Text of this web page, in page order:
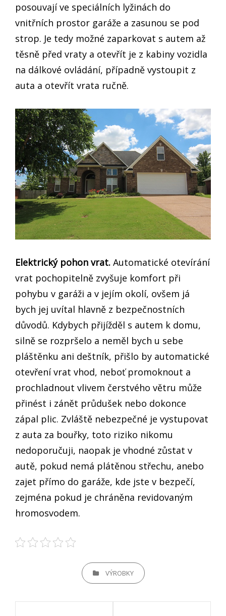
posouvají ve speciálních lyžinách do
vnitřních prostor garáže a zasunou se pod
strop. Je tedy možné zaparkovat s autem až
těsně před vraty a otevřít je z kabiny vozidla
na dálkové ovládání, případně vystoupit z
auta a otevřít vrata ručně.
Elektrický pohon vrat. Automatické otevírání
vrat pochopitelně zvyšuje komfort při
pohybu v garáži a v jejím okolí, ovšem já
bych jej uvítal hlavně z bezpečnostních
důvodů. Kdybych přijížděl s autem k domu,
silně se rozpršelo a neměl bych u sebe
pláštěnku ani deštník, přišlo by automatické
otevření vrat vhod, neboť promoknout a
prochladnout vlivem čerstvého větru může
přinést i zánět průdušek nebo dokonce
zápal plic. Zvláště nebezpečné je vystupovat
z auta za bouřky, toto riziko nikomu
nedoporučuji, naopak je vhodné zůstat v
autě, pokud nemá plátěnou střechu, anebo
zajet přímo do garáže, kde jste v bezpečí,
zejména pokud je chráněna revidovaným
hromosvodem.
CATEGORIESVÝROBKY